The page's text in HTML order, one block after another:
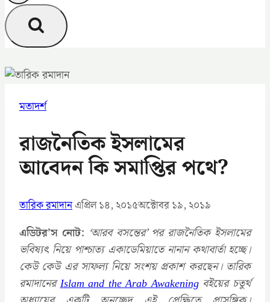
মতাদর্শ
রাজনৈতিক ইসলামের
আবেদন কি সমাপ্তির পথে?
তারিক রমাদানএপ্রিল ১৪, ২০১৫অক্টোবর ১৯, ২০১৯
এডিটর’স নোট: ‘আরব বসন্তের’ পর রাজনৈতিক ইসলামের
ভবিষ্যৎ নিয়ে পাশ্চাত্য একাডেমিয়াতে নানান কথাবার্তা হচ্ছে।
কেউ কেউ এর সাফল্য নিয়ে সংশয় প্রকাশ করছেন। তারিক
রমাদানেরIslam and the Arab Awakeningবইয়ের চতুর্থ